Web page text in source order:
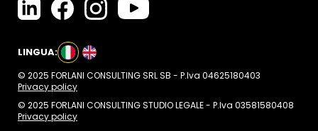
LINGUA:
© 2025 FORLANI CONSULTING SRL SB - P.Iva 04625180403
Privacy policy
© 2025 FORLANI CONSULTING STUDIO LEGALE - P.Iva 03581580408
Privacy policy